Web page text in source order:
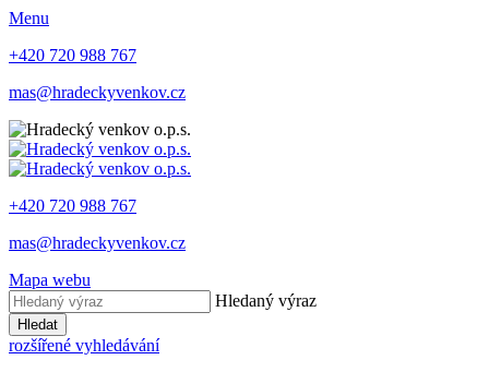
Menu
+420 720 988 767
mas@hradeckyvenkov.cz
+420 720 988 767
mas@hradeckyvenkov.cz
Mapa webu
Hledaný výraz
Hledat
rozšířené vyhledávání